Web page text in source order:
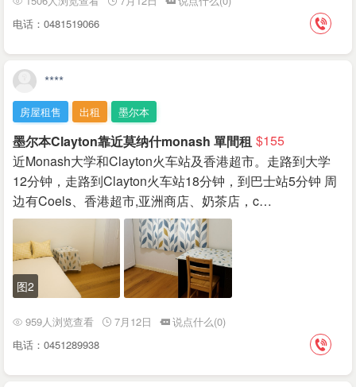
电话：0481519066
****
房屋租售 出租 墨尔本
墨尔本Clayton靠近莫纳什monash 單間租 $155
近Monash大学和Clayton火车站及香港超市。走路到大学
12分钟，走路到Clayton火车站18分钟，到巴士站5分钟 周
边有Coels、香港超市,亚洲商店、奶茶店，c…
图2
959人浏览查看 7月12日
说点什么(0)
电话：0451289938